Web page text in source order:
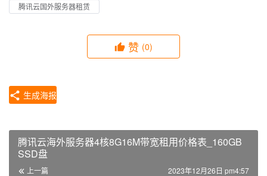
腾讯云国外服务器租赁
赞 (0)
生成海报
腾讯云海外服务器4核8G16M带宽租用价格表_160GB
SSD盘
上一篇 2023年12月26日 pm4:57